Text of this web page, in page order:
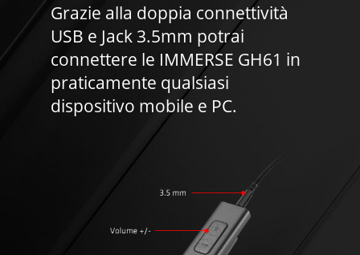
Grazie alla doppia connettività
USB e Jack 3.5mm potrai
connettere le IMMERSE GH61 in
praticamente qualsiasi
dispositivo mobile e PC.